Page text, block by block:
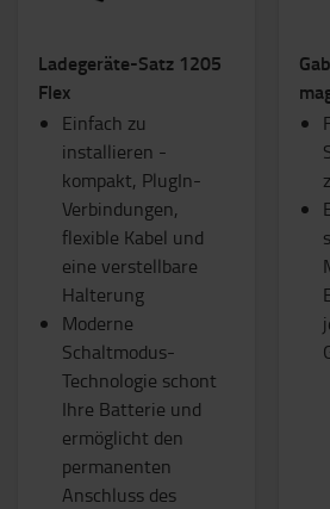
Ladegeräte-Satz 1205
Flex
Einfach zu
installieren -
kompakt, PlugIn-
Verbindungen,
flexible Kabel und
eine verstellbare
Halterung
Moderne
Schaltmodus-
Technologie schont
Ihre Batterie und
ermöglicht den
permanenten
Anschluss des